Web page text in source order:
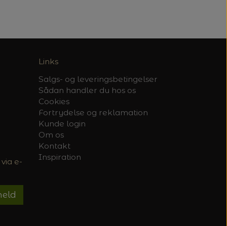
e-
Links
Salgs- og leveringsbetingelser
Sådan handler du hos os
Cookies
Fortrydelse og reklamation
Kunde login
Om os
Kontakt
Inspiration